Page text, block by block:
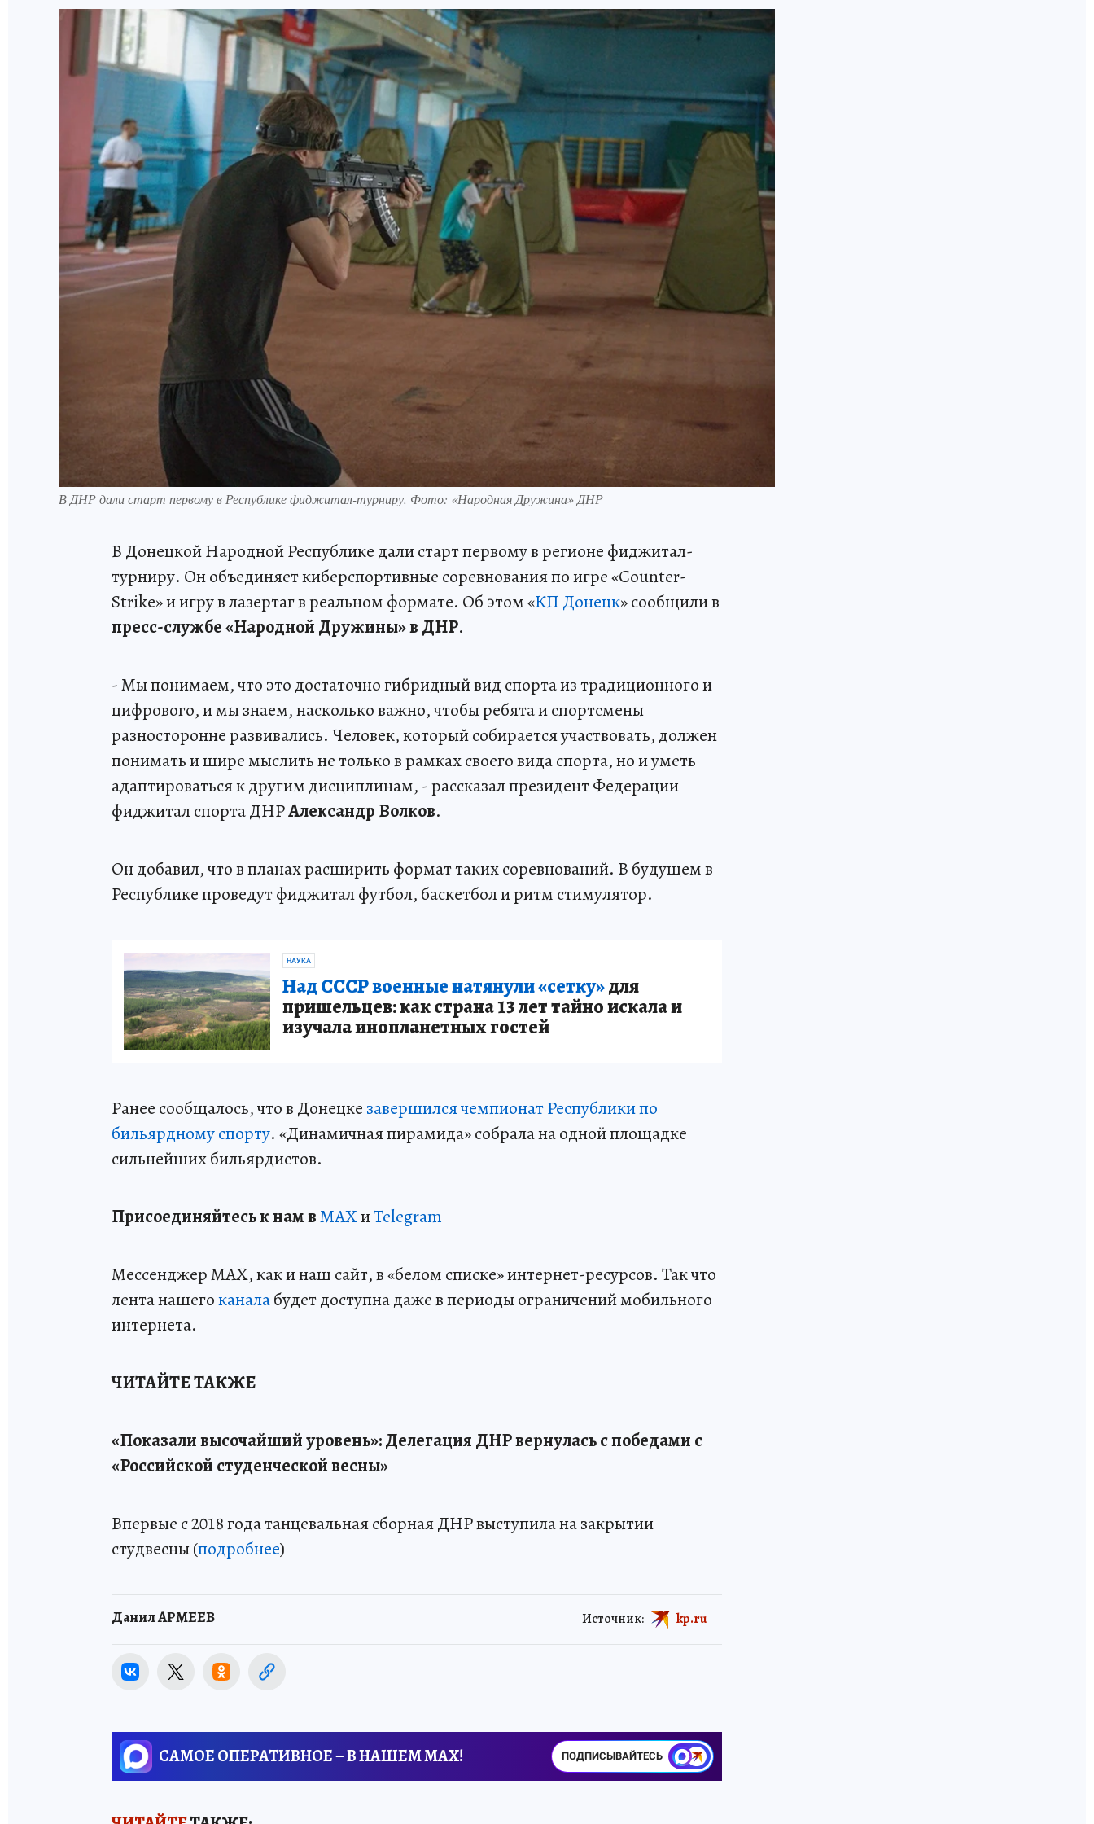
В ДНР дали старт первому в Республике фиджитал-турниру. Фото: «Народная Дружина» ДНР
В Донецкой Народной Республике дали старт первому в регионе фиджитал-
турниру. Он объединяет киберспортивные соревнования по игре «Counter-
Strike» и игру в лазертаг в реальном формате. Об этом «КП Донецк» сообщили в
пресс-службе «Народной Дружины» в ДНР.
- Мы понимаем, что это достаточно гибридный вид спорта из традиционного и
цифрового, и мы знаем, насколько важно, чтобы ребята и спортсмены
разносторонне развивались. Человек, который собирается участвовать, должен
понимать и шире мыслить не только в рамках своего вида спорта, но и уметь
адаптироваться к другим дисциплинам, - рассказал президент Федерации
фиджитал спорта ДНРАлександр Волков.
Он добавил, что в планах расширить формат таких соревнований. В будущем в
Республике проведут фиджитал футбол, баскетбол и ритм стимулятор.
НАУКА
Над СССР военные натянули «сетку»для
пришельцев: как страна 13 лет тайно искала и
изучала инопланетных гостей
Ранее сообщалось, что в Донецке завершился чемпионат Республики по
бильярдному спорту. «Динамичная пирамида» собрала на одной площадке
сильнейших бильярдистов.
Присоединяйтесь к нам вMAXиTelegram
Мессенджер MAX, как и наш сайт, в «белом списке» интернет-ресурсов. Так что
лента нашегоканалабудет доступна даже в периоды ограничений мобильного
интернета.
ЧИТАЙТЕ ТАКЖЕ
«Показали высочайший уровень»: Делегация ДНР вернулась с победами с
«Российской студенческой весны»
Впервые с 2018 года танцевальная сборная ДНР выступила на закрытии
студвесны (подробнее)
Данил АРМЕЕВ Источник: kp.ru
САМОЕ ОПЕРАТИВНОЕ – В НАШЕМ MAX! ПОДПИСЫВАЙТЕСЬ